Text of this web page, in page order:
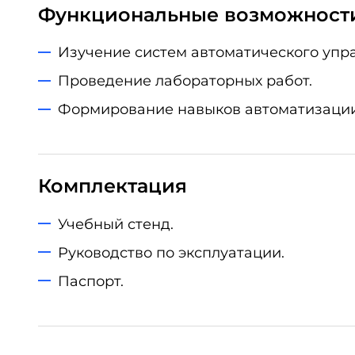
Функциональные
Изучение систем автоматического
Проведение лабораторных работ.
Формирование навыков
Комплектация
Учебный стенд.
Руководство по эксплуатации.
Паспорт.